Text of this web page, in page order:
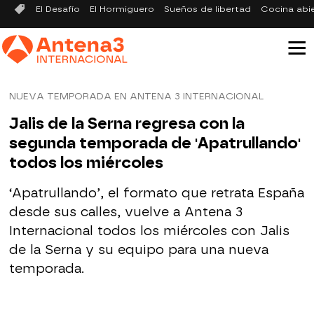
El Desafío El Hormiguero Sueños de libertad Cocina
NUEVA TEMPORADA EN ANTENA 3 INTERNACIONAL
Jalis de la Serna regresa con la
segunda temporada de 'Apatrullando'
todos los miércoles
‘Apatrullando’, el formato que retrata España
desde sus calles, vuelve a Antena 3
Internacional todos los miércoles con Jalis
de la Serna y su equipo para una nueva
temporada.